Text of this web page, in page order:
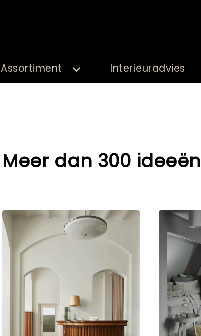
Assortiment Interieuradvies
Meer dan 300 ideeën